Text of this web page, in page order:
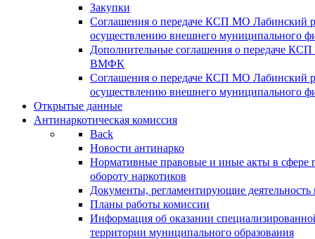
Закупки
Соглашения о передаче КСП МО Лабинский
осуществлению внешнего муниципального
Дополнительные соглашения о передаче
ВМФК
Соглашения о передаче КСП МО Лабинский
осуществлению внешнего муниципального
Открытые данные
Антинаркотическая комиссия
Back
Новости антинарко
Нормативные правовые и иные акты в сфере
обороту наркотиков
Документы, регламентирующие деятельность
Планы работы комиссии
Информация об оказании
территории муниципального образования